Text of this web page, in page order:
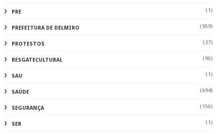
PRE (1)
PREFEITURA DE DELMIRO (959)
PROTESTOS (27)
RESGATECULTURAL (96)
SAU (1)
SAÚDE (694)
SEGURANÇA (156)
SER (1)